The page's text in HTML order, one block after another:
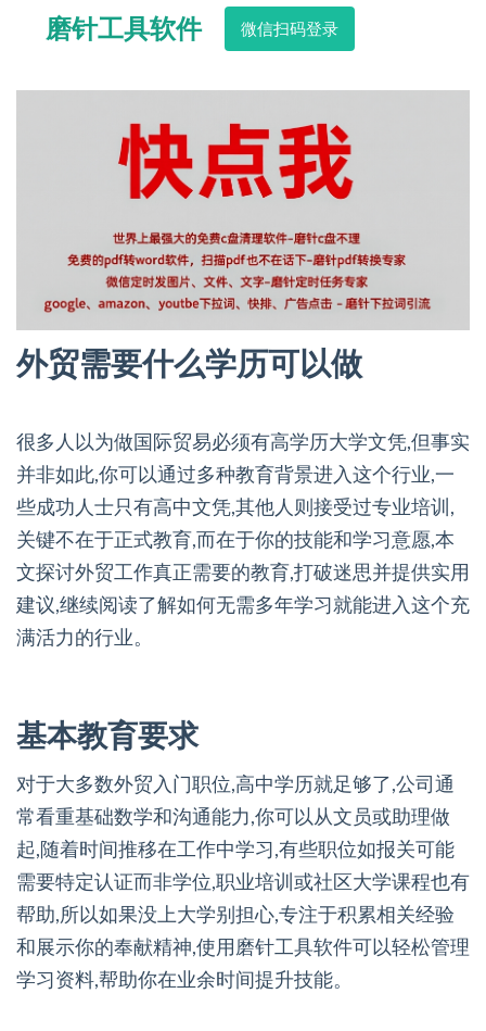
磨针工具软件 微信扫码登录
外贸需要什么学历可以做
很多人以为做国际贸易必须有高学历大学文凭,但事实
并非如此,你可以通过多种教育背景进入这个行业,一
些成功人士只有高中文凭,其他人则接受过专业培训,
关键不在于正式教育,而在于你的技能和学习意愿,本
文探讨外贸工作真正需要的教育,打破迷思并提供实用
建议,继续阅读了解如何无需多年学习就能进入这个充
满活力的行业。
基本教育要求
对于大多数外贸入门职位,高中学历就足够了,公司通
常看重基础数学和沟通能力,你可以从文员或助理做
起,随着时间推移在工作中学习,有些职位如报关可能
需要特定认证而非学位,职业培训或社区大学课程也有
帮助,所以如果没上大学别担心,专注于积累相关经验
和展示你的奉献精神,使用磨针工具软件可以轻松管理
学习资料,帮助你在业余时间提升技能。